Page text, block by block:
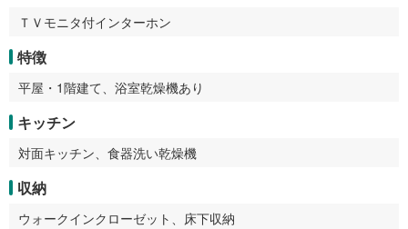
ＴＶモニタ付インターホン
特徴
平屋・1階建て、浴室乾燥機あり
キッチン
対面キッチン、食器洗い乾燥機
収納
ウォークインクローゼット、床下収納